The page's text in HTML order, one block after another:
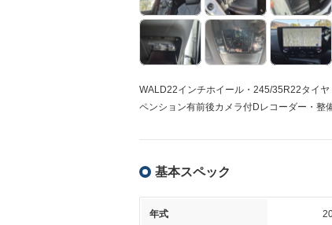
WALD22インチホイール・245/35R22タイ
ペンション有前後カメラ付Dレコーダー・整
基本スペック
年式